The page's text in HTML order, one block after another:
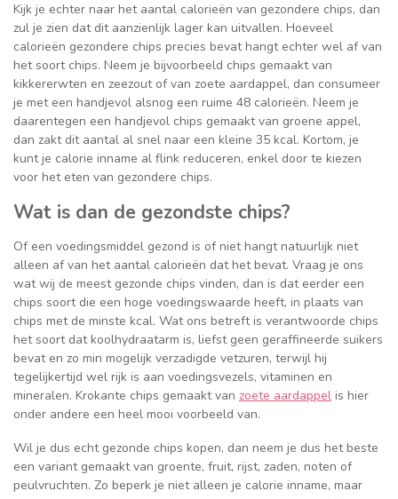
Kijk je echter naar het aantal calorieën van gezondere chips, dan
zul je zien dat dit aanzienlijk lager kan uitvallen. Hoeveel
calorieën gezondere chips precies bevat hangt echter wel af van
het soort chips. Neem je bijvoorbeeld chips gemaakt van
kikkererwten en zeezout of van zoete aardappel, dan consumeer
je met een handjevol alsnog een ruime 48 calorieën. Neem je
daarentegen een handjevol chips gemaakt van groene appel,
dan zakt dit aantal al snel naar een kleine 35 kcal. Kortom, je
kunt je calorie inname al flink reduceren, enkel door te kiezen
voor het eten van gezondere chips.
Wat is dan de gezondste chips?
Of een voedingsmiddel gezond is of niet hangt natuurlijk niet
alleen af van het aantal calorieën dat het bevat. Vraag je ons
wat wij de meest gezonde chips vinden, dan is dat eerder een
chips soort die een hoge voedingswaarde heeft, in plaats van
chips met de minste kcal. Wat ons betreft is verantwoorde chips
het soort dat koolhydraatarm is, liefst geen geraffineerde suikers
bevat en zo min mogelijk verzadigde vetzuren, terwijl hij
tegelijkertijd wel rijk is aan voedingsvezels, vitaminen en
mineralen. Krokante chips gemaakt van zoete aardappel is hier
onder andere een heel mooi voorbeeld van.
Wil je dus echt gezonde chips kopen, dan neem je dus het beste
een variant gemaakt van groente, fruit, rijst, zaden, noten of
peulvruchten. Zo beperk je niet alleen je calorie inname, maar